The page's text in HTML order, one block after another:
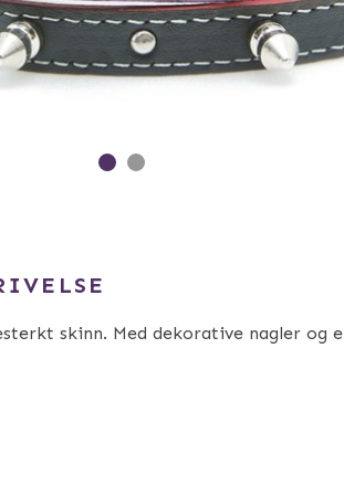
skinn. Med dekorative nagler og